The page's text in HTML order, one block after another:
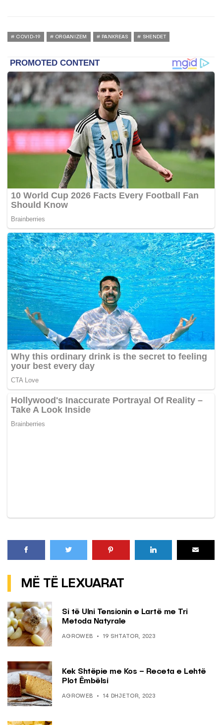
COVID-19 ORGANIZEM PANKREAS SHENDET
MË TË LEXUARAT
Si të Ulni Tensionin e Lartë me Tri
Metoda Natyrale
AGROWEB 19 SHTATOR, 2023
Kek Shtëpie me Kos – Receta e Lehtë
Plot Ëmbëlsi
AGROWEB 14 DHJETOR, 2023